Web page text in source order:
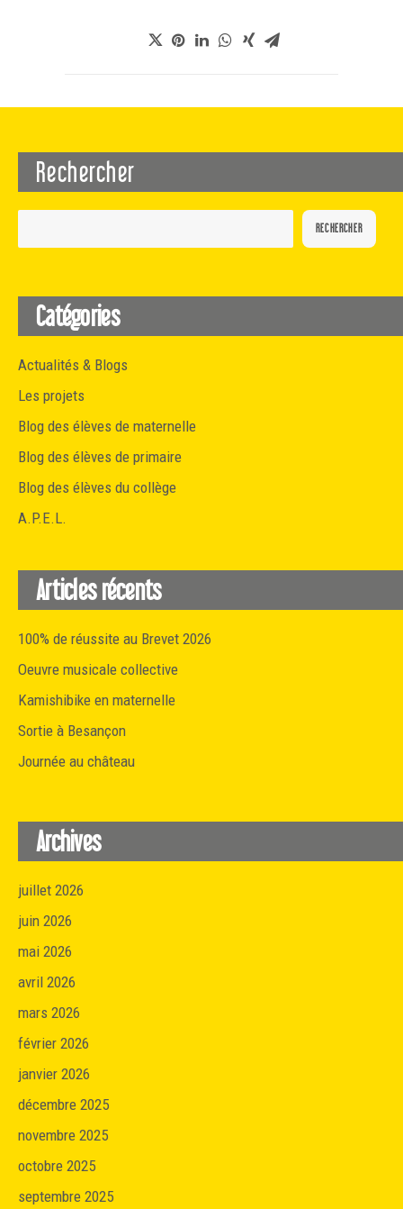
Rechercher
RECHERCHER
Catégories
Actualités & Blogs
Les projets
Blog des élèves de maternelle
Blog des élèves de primaire
Blog des élèves du collège
A.P.E.L.
Articles récents
100% de réussite au Brevet 2026
Oeuvre musicale collective
Kamishibike en maternelle
Sortie à Besançon
Journée au château
Archives
juillet 2026
juin 2026
mai 2026
avril 2026
mars 2026
février 2026
janvier 2026
décembre 2025
novembre 2025
octobre 2025
septembre 2025